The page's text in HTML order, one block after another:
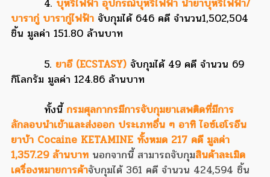
4. บุหรี่ไฟฟ้า อุปกรณ์บุหรี่ไฟฟ้า น้ำยาบุหรี่ไฟฟ้า/
บารากู่ บารากู่ไฟฟ้า จับกุมได้ 646 คดี จำนวน1,502,504
ชิ้น มูลค่า 151.80 ล้านบาท
5. ยาอี (ECSTASY) จับกุมได้ 49 คดี จำนวน 69
กิโลกรัม มูลค่า 124.86 ล้านบาท
ทั้งนี้ กรมศุลกากรมีการจับกุมยาเสพติดที่มีการ
ลักลอบนำเข้าและส่งออก ประเภทอื่น ๆ อาทิ ไอซ์เฮโรอีน
ยาบ้า Cocaine KETAMINE ทั้งหมด 217 คดี มูลค่า
1,357.29 ล้านบาท นอกจากนี้ สามารถจับกุมสินค้าละเมิด
เครื่องหมายการค้าจับกุมได้ 361 คดี จำนวน 424,594 ชิ้น